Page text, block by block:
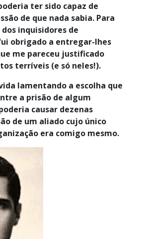
ter sido capaz de
de que nada sabia. Para
inquisidores de
obrigado a entregar-lhes
me pareceu justificado
terríveis (e só neles!).
lamentando a escolha que
a prisão de algum
causar dezenas
de um aliado cujo único
era comigo mesmo.